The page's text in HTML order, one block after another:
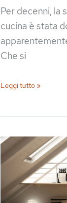
Per decenni, la
cucina è stata
Che si
Come
una
senza
piastrelle
Leggi tutto »